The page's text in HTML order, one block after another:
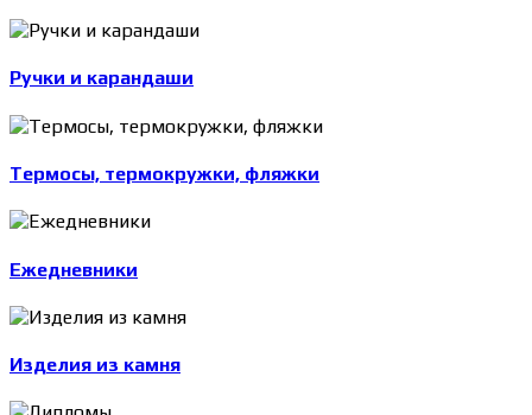
Ручки и карандаши
Термосы, термокружки, фляжки
Ежедневники
Изделия из камня